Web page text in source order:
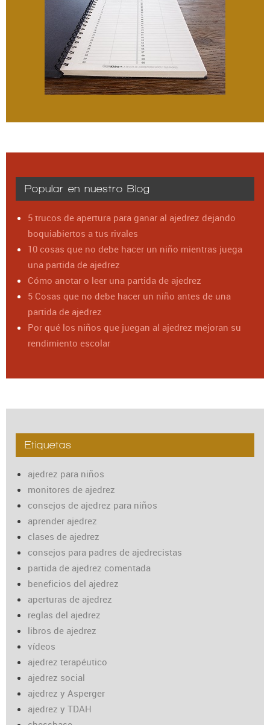
Popular en nuestro Blog
5 trucos de apertura para ganar al ajedrez dejando
boquiabiertos a tus rivales
10 cosas que no debe hacer un niño mientras juega
una partida de ajedrez
Cómo anotar o leer una partida de ajedrez
5 Cosas que no debe hacer un niño antes de una
partida de ajedrez
Por qué los niños que juegan al ajedrez mejoran su
rendimiento escolar
Etiquetas
ajedrez para niños
monitores de ajedrez
consejos de ajedrez para niños
aprender ajedrez
clases de ajedrez
consejos para padres de ajedrecistas
partida de ajedrez comentada
beneficios del ajedrez
aperturas de ajedrez
reglas del ajedrez
libros de ajedrez
vídeos
ajedrez terapéutico
ajedrez social
ajedrez y Asperger
ajedrez y TDAH